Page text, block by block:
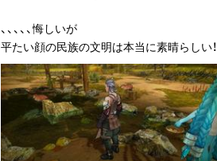
、、、、、悔しいが
平たい顔の民族の文明は本当に素晴らしい！